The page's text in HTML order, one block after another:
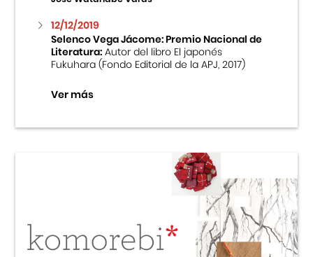
12/12/2019
Selenco Vega Jácome: Premio Nacional de
Literatura:Autor del libro El japonés
Fukuhara (Fondo Editorial de la APJ, 2017)
Ver más